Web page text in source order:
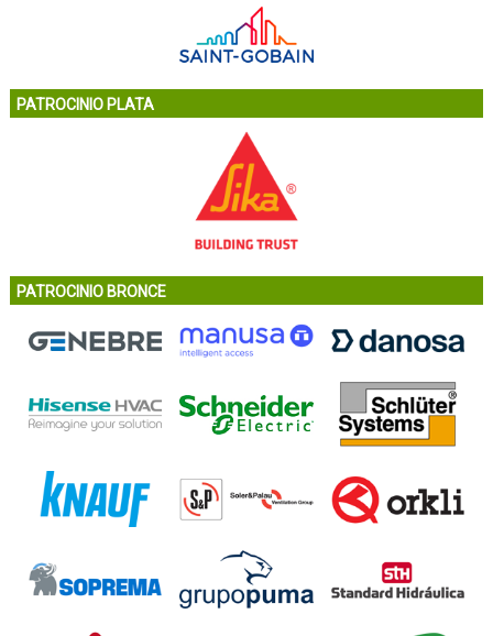
PATROCINIO PLATA
PATROCINIO BRONCE